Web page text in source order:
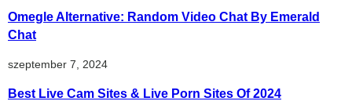
Omegle Alternative: Random Video Chat By Emerald
Chat
szeptember 7, 2024
Best Live Cam Sites & Live Porn Sites Of 2024